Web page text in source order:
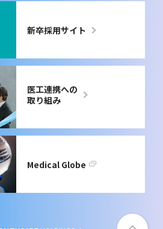
新卒採用サイト
医工連携への
取り組み
Medical Globe